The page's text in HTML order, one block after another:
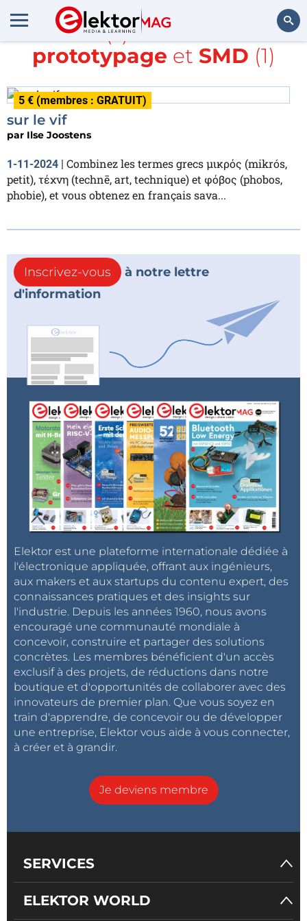
Rechercher
Article(s) avec la balise
prototypage et SMD (1)
5 € (membres : GRATUIT)
sur le vif
par Ilse Joostens
1-11-2024 | Combinez les termes grecs μικρός (mikrós,
petit), τέχνη (technē, art, technique) et φόβος (phobos,
phobie), et vous obtenez en français sava...
Inscrivez-vous
à notre lettre
d'information
Elektor est une plateforme internationale dédiée à
l'électronique appliquée, offrant aux ingénieurs,
aux makers et aux startups du contenu expert, des
connaissances pratiques et des insights sur
l'industrie. Depuis les années 1960, nous avons
encouragé une communauté mondiale à
concevoir, construire et partager des solutions
concrètes. Les membres bénéficient d'un accès
exclusif à des projets, de réductions dans notre
boutique et d'opportunités de collaborer avec des
innovateurs de premier plan. Que vous soyez en
train d'apprendre, de concevoir ou de développer
une entreprise, Elektor vous aide à vous connecter,
à créer et à grandir.
Je deviens membre
SERVICES
ELEKTOR WORLD